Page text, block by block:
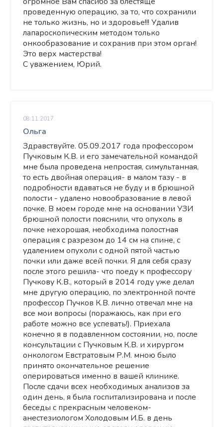
проведенную операцию, за то, что сохранили
не только жизнь, но и здоровье!!! Удалив
лапароскопическим методом только
онкообразование и сохранив при этом орган!
Это верх мастерства!
С уважением, Юрий.
08.11.2017
Ольга
Здравствуйте. 05.09.2017 года профессором
Пучковым К.В. и его замечательной командой
мне была проведена непростая, симультанная,
то есть двойная операция- в малом тазу - в
подробности вдаваться не буду и в брюшной
полости - удалено новообразование в левой
почке. В моем городе мне на основании УЗИ
брюшной полости пояснили, что опухоль в
почке нехорошая, необходима полостная
операция с разрезом до 14 см на спине, с
удалением опухоли с одной пятой частью
почки или даже всей почки. Я для себя сразу
после этого решила- что поеду к профессору
Пучкову К.В., который в 2014 году уже делал
мне другую операцию, по электронной почте
профессор Пучков К.В. лично отвечал мне на
все мои вопросы (поражаюсь, как при его
работе можно все успевать!). Приехала
конечно я в подавленном состоянии, но, после
консультации с Пучковым К.В. и хирургом
онкологом Евстратовым Р.М. мною было
принято окончательное решение
оперироваться именно в вашей клинике.
После сдачи всех необходимых анализов за
один день, я была госпитализирована и после
беседы с прекрасным человеком-
анестезиологом Холодовым И.Б. в день